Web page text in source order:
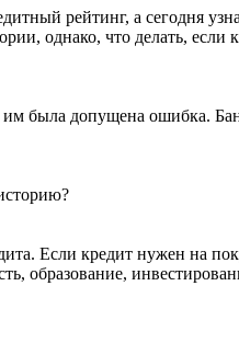
рейтинг, а сегодня
однако, что делать, если
им была допущена ошибка.
Если кредит нужен на
образование,